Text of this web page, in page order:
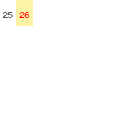
25 26